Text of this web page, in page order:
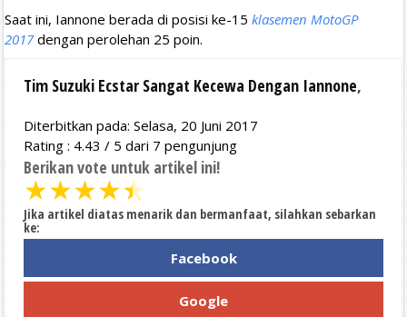
Saat ini, Iannone berada di posisi ke-15 klasemen MotoGP
2017dengan perolehan 25 poin.
Tim Suzuki Ecstar Sangat Kecewa Dengan Iannone,
Diterbitkan pada: Selasa, 20 Juni 2017
Rating : 4.43 / 5 dari 7 pengunjung
Berikan vote untuk artikel ini!
★★★★★
Jika artikel diatas menarik dan bermanfaat, silahkan sebarkan
ke:
Facebook
Google